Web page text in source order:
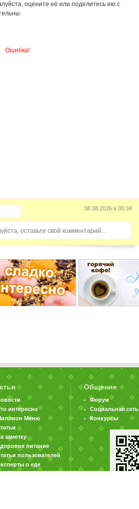
оцените её или поделитесь ею с
Ошибка!
08.08.2026 в 00:34
оставьте свой комментарий...
интересно
Меню
заметку
питание
пользователей
о еде
Общение
Форум
Социальная сеть
Конкурсы